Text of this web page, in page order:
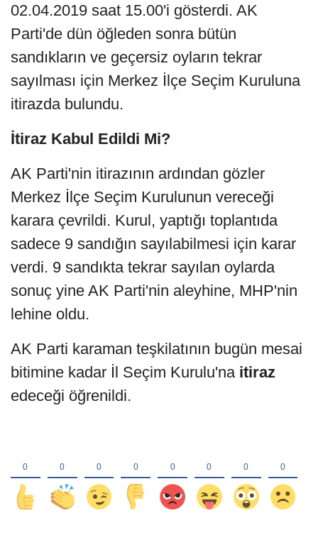
02.04.2019 saat 15.00'i gösterdi. AK
Parti'de dün öğleden sonra bütün
sandıkların ve geçersiz oyların tekrar
sayılması için Merkez İlçe Seçim Kuruluna
itirazda bulundu.
İtiraz Kabul Edildi Mi?
AK Parti'nin itirazının ardından gözler
Merkez İlçe Seçim Kurulunun vereceği
karara çevrildi. Kurul, yaptığı toplantıda
sadece 9 sandığın sayılabilmesi için karar
verdi. 9 sandıkta tekrar sayılan oylarda
sonuç yine AK Parti'nin aleyhine, MHP'nin
lehine oldu.
AK Parti karaman teşkilatının bugün mesai
bitimine kadar İl Seçim Kurulu'na itiraz
edeceği öğrenildi.